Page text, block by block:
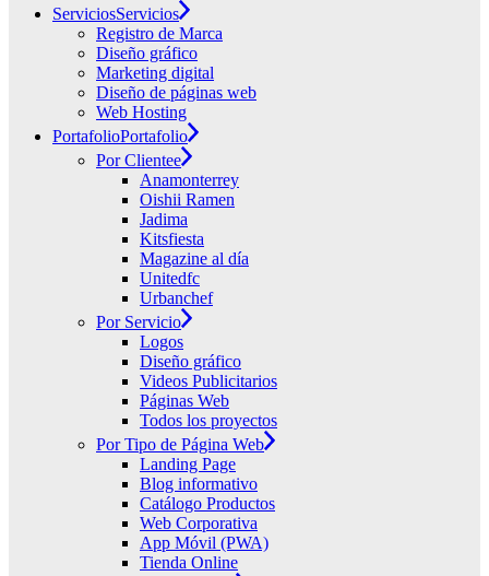
ServiciosServicios
Registro de Marca
Diseño gráfico
Marketing digital
Diseño de páginas web
Web Hosting
PortafolioPortafolio
Por Clientee
Anamonterrey
Oishii Ramen
Jadima
Kitsfiesta
Magazine al día
Unitedfc
Urbanchef
Por Servicio
Logos
Diseño gráfico
Videos Publicitarios
Páginas Web
Todos los proyectos
Por Tipo de Página Web
Landing Page
Blog informativo
Catálogo Productos
Web Corporativa
App Móvil (PWA)
Tienda Online